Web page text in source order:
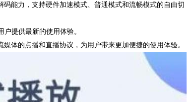
码能力，支持硬件加速模式、普通模式和流畅模式的自由切
提供最新的使用体验。
体的点播和直播协议，为用户带来更加便捷的使用体验。